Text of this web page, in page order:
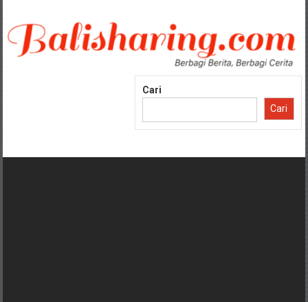
konten
Cari
Cari